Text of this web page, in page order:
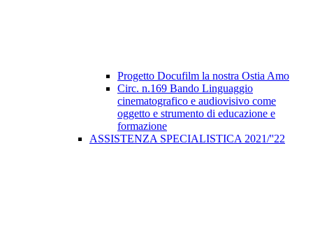
Progetto Docufilm la nostra Ostia Amo
Circ. n.169 Bando Linguaggio
cinematografico e audiovisivo come
oggetto e strumento di educazione e
formazione
ASSISTENZA SPECIALISTICA 2021/''22